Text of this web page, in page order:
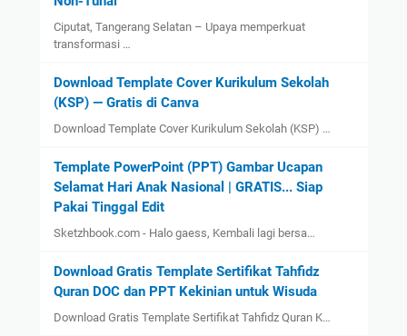
Ciputat, Tangerang Selatan – Upaya memperkuat
transformasi …
Download Template Cover Kurikulum Sekolah
(KSP) — Gratis di Canva
Download Template Cover Kurikulum Sekolah (KSP) …
Template PowerPoint (PPT) Gambar Ucapan
Selamat Hari Anak Nasional | GRATIS... Siap
Pakai Tinggal Edit
Sketzhbook.com - Halo gaess, Kembali lagi bersa…
Download Gratis Template Sertifikat Tahfidz
Quran DOC dan PPT Kekinian untuk Wisuda
Download Gratis Template Sertifikat Tahfidz Quran K…